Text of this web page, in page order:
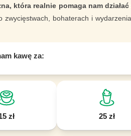
która realnie pomaga nam działać
bohaterach i
kawę za:
zł 25 zł